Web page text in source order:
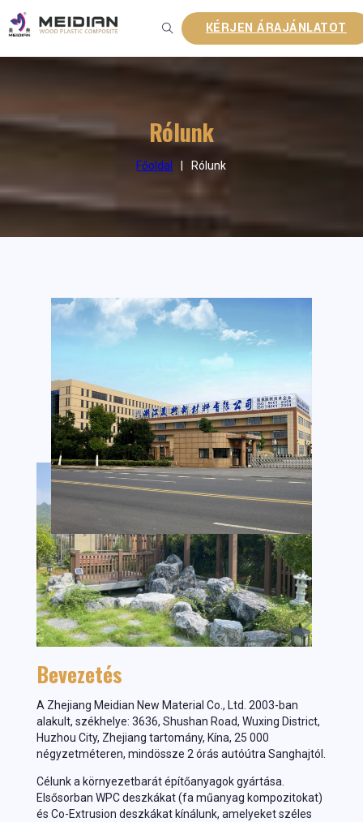
KÉRJEN ÁRAJÁNLATOT
Rólunk
Főoldal Rólunk
Bevezetés
A Zhejiang Meidian New Material Co., Ltd. 2003-ban
alakult, székhelye: 3636, Shushan Road, Wuxing District,
Huzhou City, Zhejiang tartomány, Kína, 25 000
négyzetméteren, mindössze 2 órás autóútra Sanghajtól.
Célunk a környezetbarát építőanyagok gyártása.
Elsősorban WPC deszkákat (fa műanyag kompozitokat)
és Co-Extrusion deszkákat kínálunk, amelyeket széles